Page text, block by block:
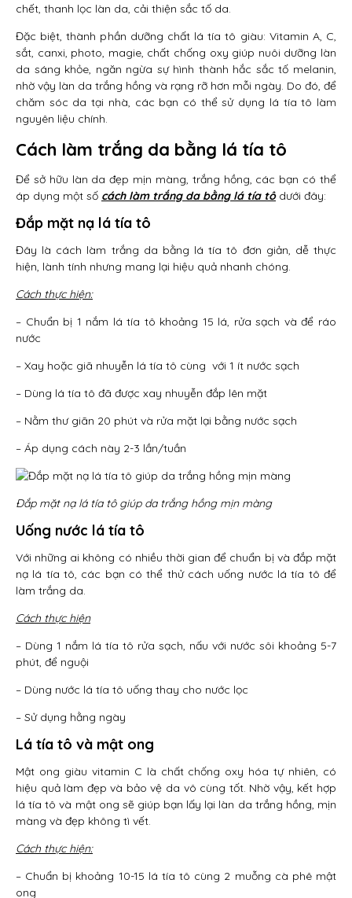
chết, thanh lọc làn da, cải thiện sắc tố da.
Đặc biệt, thành phần dưỡng chất lá tía tô giàu: Vitamin A, C,
sắt, canxi, photo, magie, chất chống oxy giúp nuôi dưỡng làn
da sáng khỏe, ngăn ngừa sự hình thành hắc sắc tố melanin,
nhờ vậy làn da trắng hồng và rạng rỡ hơn mỗi ngày. Do đó, để
chăm sóc da tại nhà, các bạn có thể sử dụng lá tía tô làm
nguyên liệu chính.
Cách làm trắng da bằng lá tía tô
Để sở hữu làn da đẹp mịn màng, trắng hồng, các bạn có thể
áp dụng một số cách làm trắng da bằng lá tía tôdưới đây:
Đắp mặt nạ lá tía tô
Đây là cách làm trắng da bằng lá tía tô đơn giản, dễ thực
hiện, lành tính nhưng mang lại hiệu quả nhanh chóng.
Cách thực hiện:
– Chuẩn bị 1 nắm lá tía tô khoảng 15 lá, rửa sạch và để ráo
nước
– Xay hoặc giã nhuyễn lá tía tô cùng với 1 ít nước sạch
– Dùng lá tía tô đã được xay nhuyễn đắp lên mặt
– Nằm thư giãn 20 phút và rửa mặt lại bằng nước sạch
– Áp dụng cách này 2-3 lần/tuần
Đắp mặt nạ lá tía tô giúp da trắng hồng mịn màng
Uống nước lá tía tô
Với những ai không có nhiều thời gian để chuẩn bị và đắp mặt
nạ lá tía tô, các bạn có thể thử cách uống nước lá tía tô để
làm trắng da.
Cách thực hiện
– Dùng 1 nắm lá tía tô rửa sạch, nấu với nước sôi khoảng 5-7
phút, để nguội
– Dùng nước lá tía tô uống thay cho nước lọc
– Sử dụng hằng ngày
Lá tía tô và mật ong
Mật ong giàu vitamin C là chất chống oxy hóa tự nhiên, có
hiệu quả làm đẹp và bảo vệ da vô cùng tốt. Nhờ vậy, kết hợp
lá tía tô và mật ong sẽ giúp bạn lấy lại làn da trắng hồng, mịn
màng và đẹp không tì vết.
Cách thực hiện:
– Chuẩn bị khoảng 10-15 lá tía tô cùng 2 muỗng cà phê mật
ong